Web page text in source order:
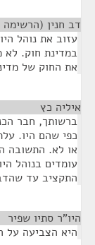
דב חנין
עזוב את נוהל
במדינת חוק. לא
את החוק של
איליה כץ
ברשותך, חבר
כפי שהם היו.
או לא. התשובה
עומדים בנוהל
התקציב עד
היו"ר סתיו שפיר
היא הצביעה על